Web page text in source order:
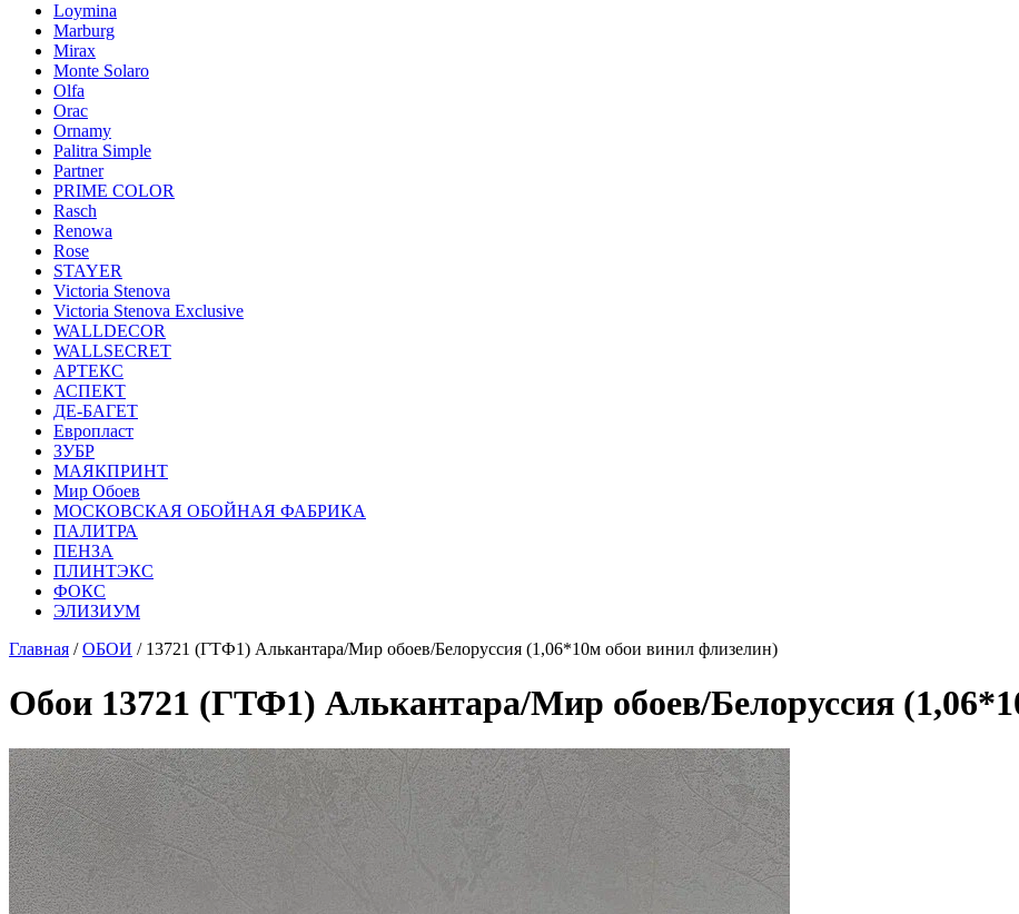
Loymina
Marburg
Mirax
Monte Solaro
Olfa
Orac
Ornamy
Palitra Simple
Partner
PRIME COLOR
Rasch
Renowa
Rose
STAYER
Victoria Stenova
Victoria Stenova Exclusive
WALLDECOR
WALLSECRET
АРТЕКС
АСПЕКТ
ДЕ-БАГЕТ
Европласт
ЗУБР
МАЯКПРИНТ
Мир Обоев
МОСКОВСКАЯ ОБОЙНАЯ ФАБРИКА
ПАЛИТРА
ПЕНЗА
ПЛИНТЭКС
ФОКС
ЭЛИЗИУМ
Главная /ОБОИ / 13721 (ГТФ1) Алькантара/Мир обоев/Белоруссия (1,06*10м обои винил флизелин)
Обои 13721 (ГТФ1) Алькантара/Мир обоев/Белоруссия